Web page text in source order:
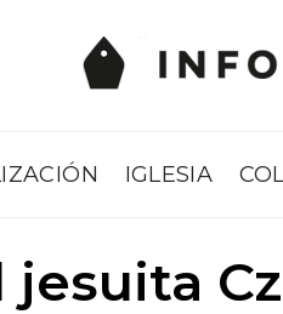
IGLESIA
jesuita